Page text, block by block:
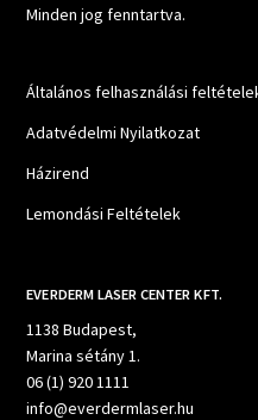
Minden jog fenntartva.
Általános felhasználási
Adatvédelmi Nyilatkozat
Házirend
Lemondási Feltételek
EVERDERM LASER CENTER KFT.
1138 Budapest,
Marina sétány 1.
06 (1) 920 1111
info@everdermlaser.hu